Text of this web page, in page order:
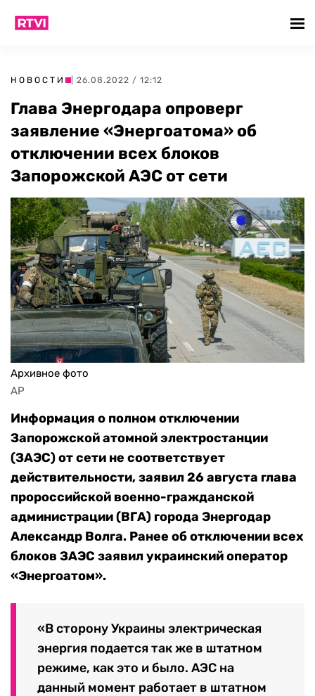
НОВОСТИ | 26.08.2022 / 12:12
Глава Энергодара опроверг
заявление «Энергоатома» об
отключении всех блоков
Запорожской АЭС от сети
Архивное фото
AP
Информация о полном отключении
Запорожской атомной электростанции
(ЗАЭС) от сети не соответствует
действительности, заявил 26 августа глава
пророссийской военно-гражданской
администрации (ВГА) города Энергодар
Александр Волга. Ранее об отключении всех
блоков ЗАЭС заявил украинский оператор
«Энергоатом».
«В сторону Украины электрическая
энергия подается так же в штатном
режиме, как это и было. АЭС на
данный момент работает в штатном